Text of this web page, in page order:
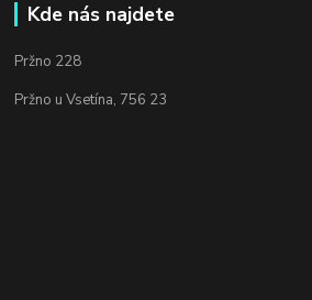
Kde nás najdete
Pržno 228
Pržno u Vsetína, 756 23